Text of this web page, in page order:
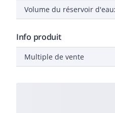
Volume du réservoir
Info produit
Multiple de vente